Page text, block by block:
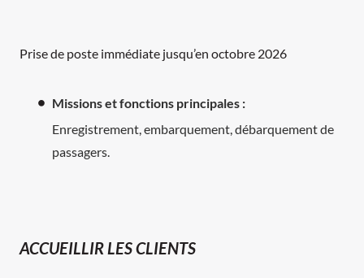
Prise de poste immédiate jusqu’en octobre 2026
Missions et fonctions principales :
Enregistrement, embarquement, débarquement de
passagers.
ACCUEILLIR LES CLIENTS